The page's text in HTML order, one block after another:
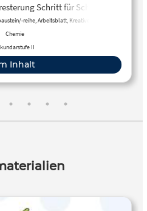
Schritt für Schritt.
reihe, Arbeitsblatt, Kreative, offene
Chemie
II
Inhalt